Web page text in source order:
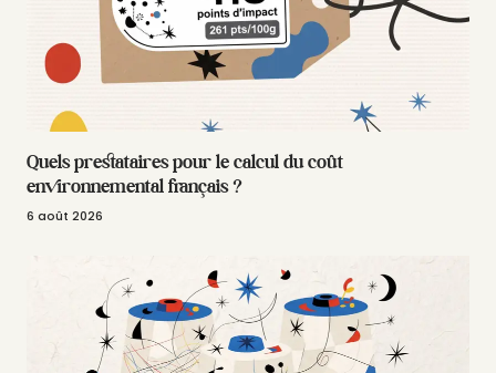
Quels prestataires pour le calcul du coût
environnemental français ?
6 août 2026